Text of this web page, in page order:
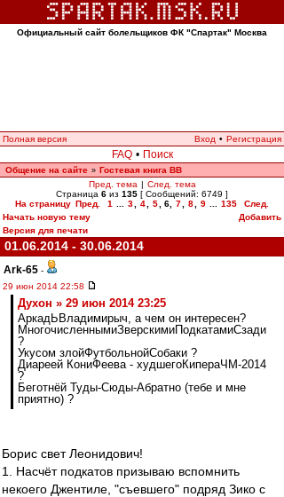
Официальный сайт болельщиков ФК "Спартак" Москва
Полная версия Вход • Регистрация
FAQ • Поиск
Общение на сайте » Гостевая книга ВВ
Пред. тема | След. тема
Страница 6 из 135 [ Сообщений: 6749 ]
На страницу Пред. 1 3 4 5 6 7 8 9 135
След.
Начать новую тему
Добавить
Версия для печати
01.06.2014 - 30.06.2014
Ark-65 -
29 июн 2014 22:58
Духон » 29 июн 2014 23:25
АркадЬВладимирыч, а чем он интересен?
МногочисленнымиЗверскимиПодкатамиСзади
?
Укусом злойФутбольнойСобаки ?
Диареей КониФеева - худшегоКипераЧМ-2014
?
Беготнёй Туды-Сюды-Абратно (тебе и мне
приятно) ?
Борис свет Леонидович!
1. Насчёт подкатов призываю вспомнить
некоего Джентиле, "съевшего" подряд Зико с